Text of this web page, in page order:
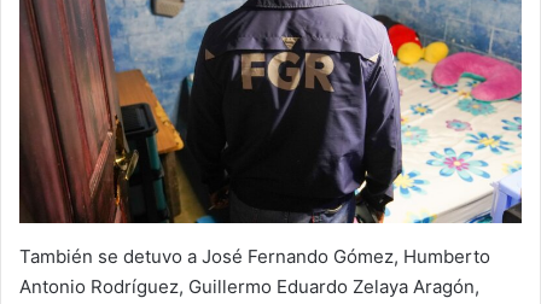
También se detuvo a José Fernando Gómez, Humberto
Antonio Rodríguez, Guillermo Eduardo Zelaya Aragón,